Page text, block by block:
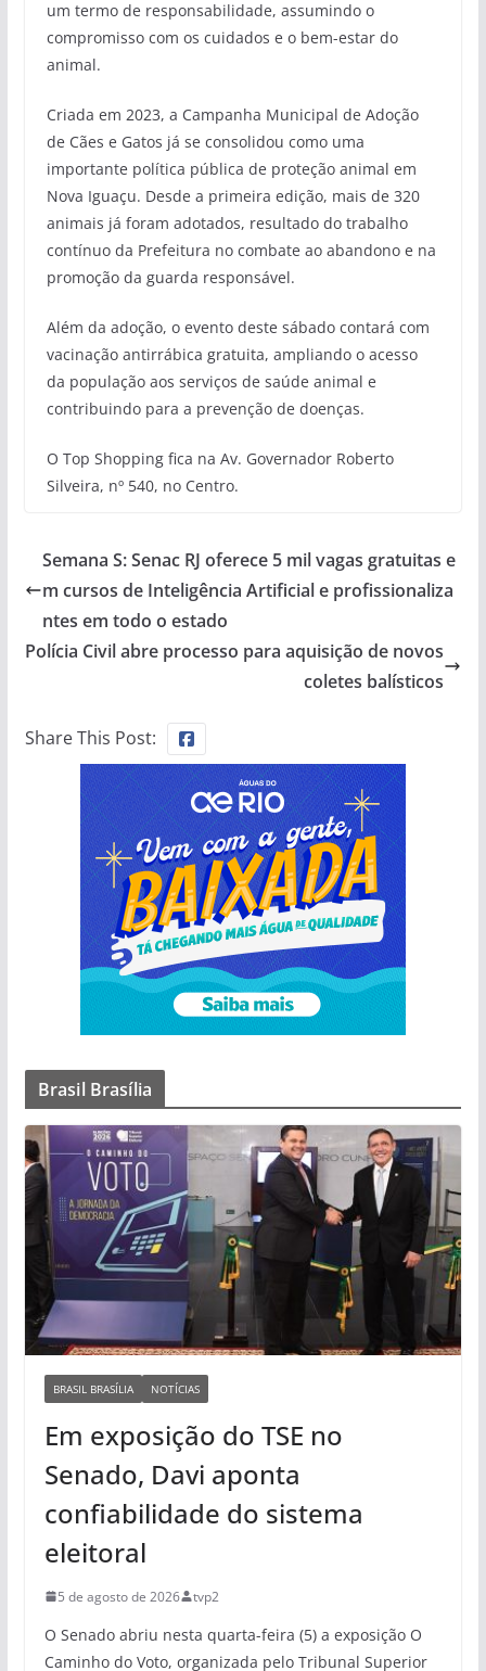
um termo de responsabilidade, assumindo o
compromisso com os cuidados e o bem-estar do
animal.
Criada em 2023, a Campanha Municipal de Adoção
de Cães e Gatos já se consolidou como uma
importante política pública de proteção animal em
Nova Iguaçu. Desde a primeira edição, mais de 320
animais já foram adotados, resultado do trabalho
contínuo da Prefeitura no combate ao abandono e na
promoção da guarda responsável.
Além da adoção, o evento deste sábado contará com
vacinação antirrábica gratuita, ampliando o acesso
da população aos serviços de saúde animal e
contribuindo para a prevenção de doenças.
O Top Shopping fica na Av. Governador Roberto
Silveira, nº 540, no Centro.
Semana S: Senac RJ oferece 5 mil vagas gratuitas e
m cursos de Inteligência Artificial e profissionaliza
ntes em todo o estado
Polícia Civil abre processo para aquisição de novos
coletes balísticos
Share This Post:
Brasil Brasília
BRASIL BRASÍLIA NOTÍCIAS
Em exposição do TSE no
Senado, Davi aponta
confiabilidade do sistema
eleitoral
5 de agosto de 2026 tvp2
O Senado abriu nesta quarta-feira (5) a exposição O
Caminho do Voto, organizada pelo Tribunal Superior